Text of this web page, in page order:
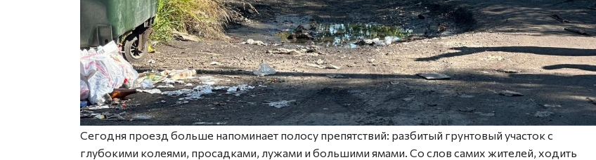
Сегодня проезд больше напоминает полосу препятствий: разбитый грунтовый участок с
глубокими колеями, просадками, лужами и большими ямами. Со слов самих жителей, ходить